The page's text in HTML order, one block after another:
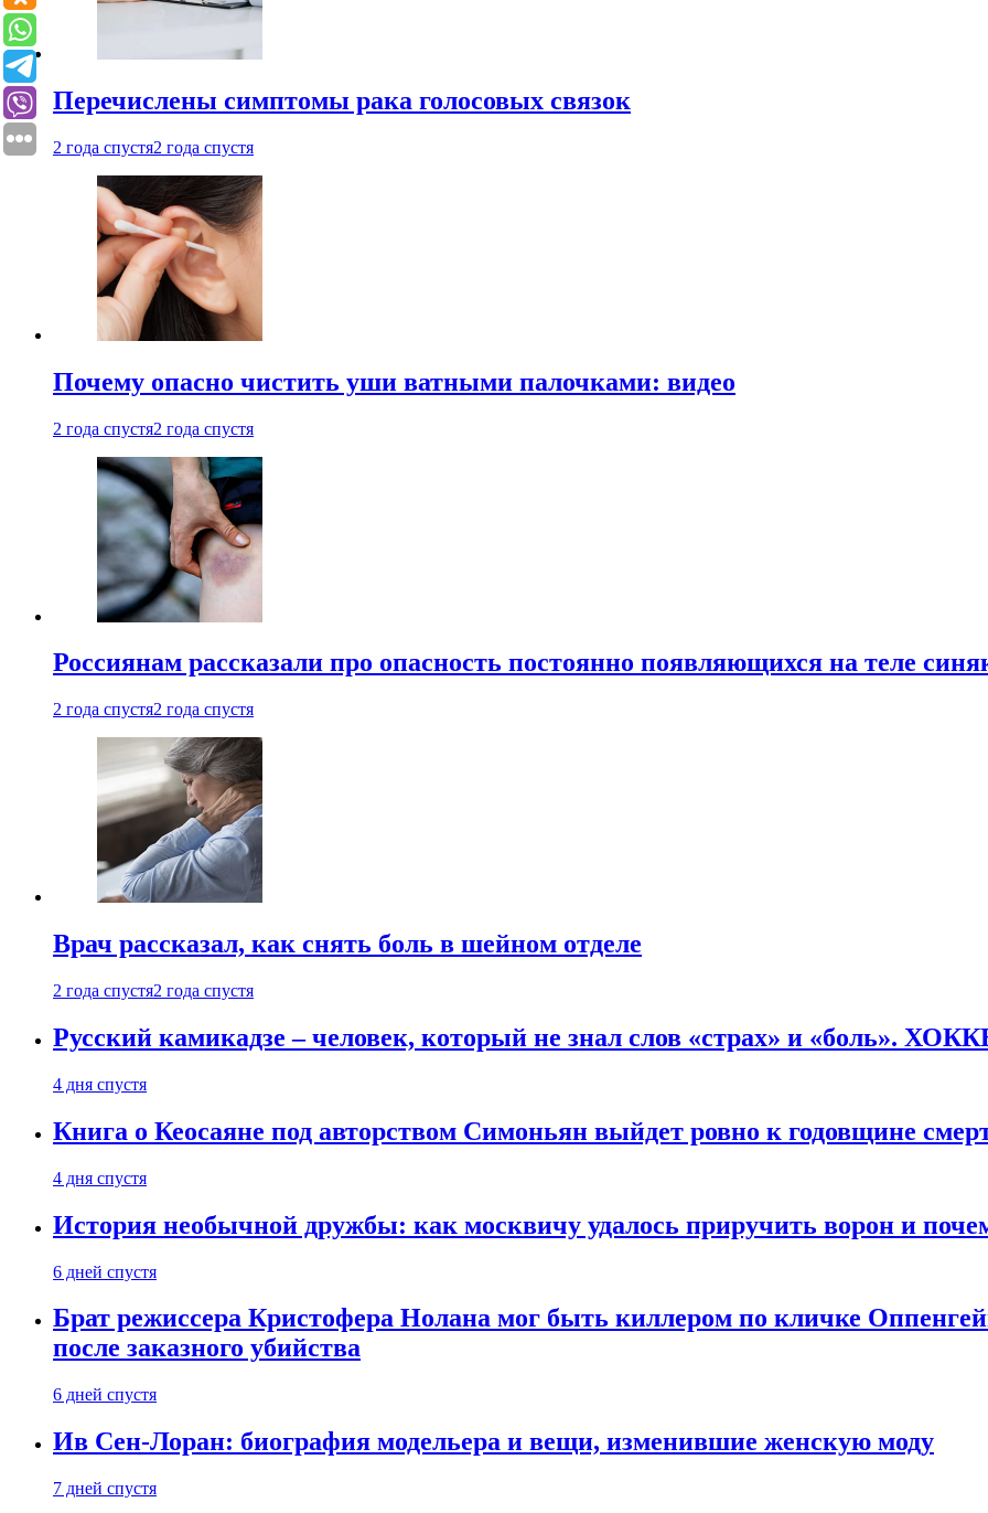
Перечислены симптомы рака голосовых связок
2 года спустя2 года спустя
Почему опасно чистить уши ватными палочками: видео
2 года спустя2 года спустя
Россиянам рассказали про опасность постоянно появляющихся на теле
2 года спустя2 года спустя
Врач рассказал, как снять боль в шейном отделе
2 года спустя2 года спустя
Русский камикадзе – человек, который не знал слов «страх» и «боль».
4 дня спустя
Книга о Кеосаяне под авторством Симоньян выйдет ровно к годовщине
4 дня спустя
История необычной дружбы: как москвичу удалось приручить ворон и
6 дней спустя
Брат режиссера Кристофера Нолана мог быть киллером по кличке
после заказного убийства
6 дней спустя
Ив Сен-Лоран: биография модельера и вещи, изменившие женскую моду
7 дней спустя